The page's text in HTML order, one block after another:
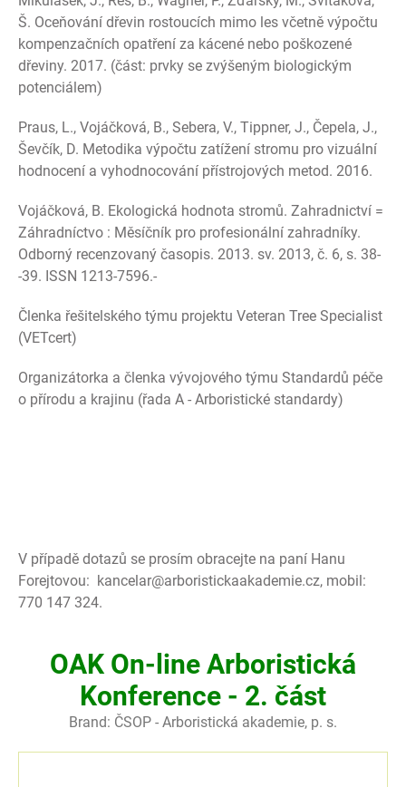
OAK On-line Arboristická
Konference - 2. část
Brand: ČSOP - Arboristická akademie, p. s.
Š. Oceňování dřevin rostoucích mimo les včetně výpočtu
kompenzačních opatření za kácené nebo poškozené
dřeviny. 2017. (část: prvky se zvýšeným biologickým
potenciálem)
Praus, L., Vojáčková, B., Sebera, V., Tippner, J., Čepela, J.,
Ševčík, D. Metodika výpočtu zatížení stromu pro vizuální
hodnocení a vyhodnocování přístrojových metod. 2016.
Vojáčková, B. Ekologická hodnota stromů. Zahradnictví =
Záhradníctvo : Měsíčník pro profesionální zahradníky.
Odborný recenzovaný časopis. 2013. sv. 2013, č. 6, s. 38-
-39. ISSN 1213-7596.-
Členka řešitelského týmu projektu Veteran Tree Specialist
(VETcert)
Organizátorka a členka vývojového týmu Standardů péče
o přírodu a krajinu (řada A - Arboristické standardy)
V případě dotazů se prosím obracejte na paní Hanu
Forejtovou: kancelar@arboristickaakademie.cz, mobil:
770 147 324.